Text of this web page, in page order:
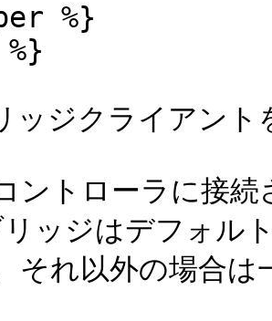
%}
ジクライアント
ントローラに接
リッジはデフォ
それ以外の場合は